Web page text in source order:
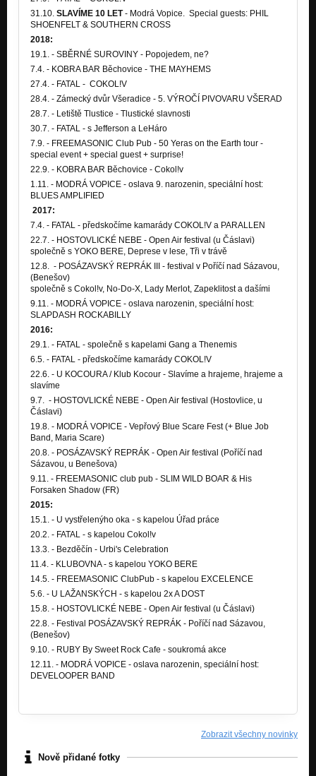
31.10. SLAVÍME 10 LET- Modrá Vopice. Special guests: PHIL
SHOENFELT & SOUTHERN CROSS
2018:
19.1. - SBĚRNÉ SUROVINY - Popojedem, ne?
7.4. - KOBRA BAR Běchovice - THE MAYHEMS
27.4. - FATAL - COKOL!V
28.4. - Zámecký dvůr Všeradice - 5. VÝROČÍ PIVOVARU VŠERAD
28.7. - Letiště Tlustice - Tlustické slavnosti
30.7. - FATAL - s Jefferson a LeHáro
7.9. - FREEMASONIC Club Pub - 50 Yeras on the Earth tour -
special event + special guest + surprise!
22.9. - KOBRA BAR Běchovice - Cokol!v
1.11. - MODRÁ VOPICE - oslava 9. narozenin, speciální host:
BLUES AMPLIFIED
2017:
7.4. - FATAL - předskočíme kamarády COKOL!V a PARALLEN
22.7. - HOSTOVLICKÉ NEBE - Open Air festival (u Čáslavi)
společně s YOKO BERE, Deprese v lese, Tři v trávě
12.8. - POSÁZAVSKÝ REPRÁK III - festival v Poříčí nad Sázavou,
(Benešov)
společně s Cokol!v, No-Do-X, Lady Merlot, Zapeklitost a dašími
9.11. - MODRÁ VOPICE - oslava narozenin, speciální host:
SLAPDASH ROCKABILLY
2016:
29.1. - FATAL - společně s kapelami Gang a Thenemis
6.5. - FATAL - předskočíme kamarády COKOL!V
22.6. - U KOCOURA / Klub Kocour - Slavíme a hrajeme, hrajeme a
slavíme
9.7. - HOSTOVLICKÉ NEBE - Open Air festival (Hostovlice, u
Čáslavi)
19.8. - MODRÁ VOPICE - Vepřový Blue Scare Fest (+ Blue Job
Band, Maria Scare)
20.8. - POSÁZAVSKÝ REPRÁK - Open Air festival (Poříčí nad
Sázavou, u Benešova)
9.11. - FREEMASONIC club pub - SLIM WILD BOAR & His
Forsaken Shadow (FR)
2015:
15.1. - U vystřelenýho oka - s kapelou Úřad práce
20.2. - FATAL - s kapelou Cokol!v
13.3. - Bezděčín - Urbi's Celebration
11.4. - KLUBOVNA - s kapelou YOKO BERE
14.5. - FREEMASONIC ClubPub - s kapelou EXCELENCE
5.6. - U LAŽANSKÝCH - s kapelou 2x A DOST
15.8. - HOSTOVLICKÉ NEBE - Open Air festival (u Čáslavi)
22.8. - Festival POSÁZAVSKÝ REPRÁK - Poříčí nad Sázavou,
(Benešov)
9.10. - RUBY By Sweet Rock Cafe - soukromá akce
12.11. - MODRÁ VOPICE - oslava narozenin, speciální host:
DEVELOOPER BAND
Zobrazit všechny novinky
Nově přidané fotky